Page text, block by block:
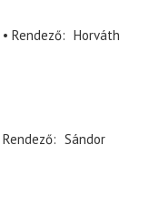
Rendező
Horváth
Rendező
Sándor